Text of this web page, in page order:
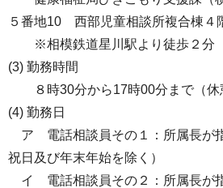
５番地10 西部児童相談所複合棟４
※相模鉄道星川駅より徒歩２分
(3) 勤務時間
８時30分から17時00分まで（休
(4) 勤務日
ア 電話相談員その１：所属長が
祝日及び年末年始を除く）
イ 電話相談員その２：所属長が